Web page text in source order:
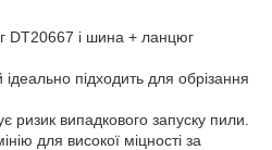
DT20667 і шина + ланцюг
підходить для обрізання
ризик випадкового запуску пили.
для високої міцності за